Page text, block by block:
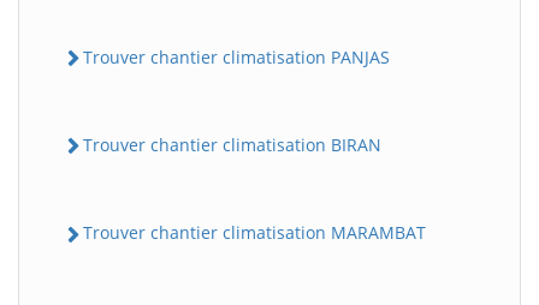
Trouver chantier climatisation PANJAS
Trouver chantier climatisation BIRAN
Trouver chantier climatisation MARAMBAT